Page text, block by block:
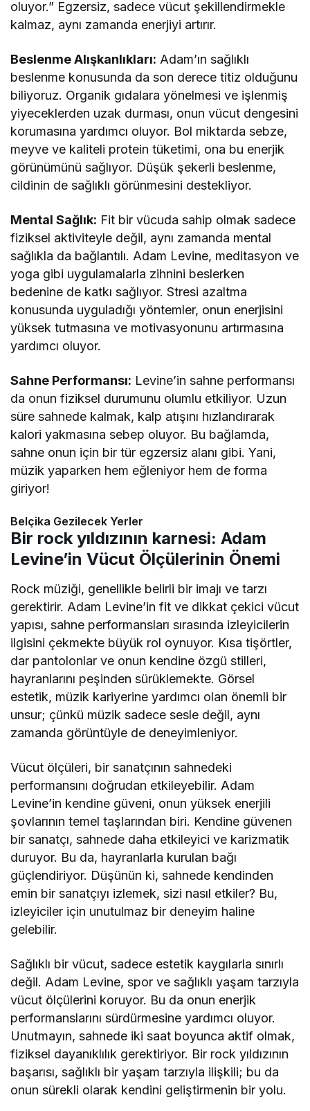
oluyor.” Egzersiz, sadece vücut şekillendirmekle
kalmaz, aynı zamanda enerjiyi artırır.
Beslenme Alışkanlıkları: Adam’ın sağlıklı
beslenme konusunda da son derece titiz olduğunu
biliyoruz. Organik gıdalara yönelmesi ve işlenmiş
yiyeceklerden uzak durması, onun vücut dengesini
korumasına yardımcı oluyor. Bol miktarda sebze,
meyve ve kaliteli protein tüketimi, ona bu enerjik
görünümünü sağlıyor. Düşük şekerli beslenme,
cildinin de sağlıklı görünmesini destekliyor.
Mental Sağlık: Fit bir vücuda sahip olmak sadece
fiziksel aktiviteyle değil, aynı zamanda mental
sağlıkla da bağlantılı. Adam Levine, meditasyon ve
yoga gibi uygulamalarla zihnini beslerken
bedenine de katkı sağlıyor. Stresi azaltma
konusunda uyguladığı yöntemler, onun enerjisini
yüksek tutmasına ve motivasyonunu artırmasına
yardımcı oluyor.
Sahne Performansı: Levine’in sahne performansı
da onun fiziksel durumunu olumlu etkiliyor. Uzun
süre sahnede kalmak, kalp atışını hızlandırarak
kalori yakmasına sebep oluyor. Bu bağlamda,
sahne onun için bir tür egzersiz alanı gibi. Yani,
müzik yaparken hem eğleniyor hem de forma
giriyor!
Belçika Gezilecek Yerler
Bir rock yıldızının karnesi: Adam
Levine’in Vücut Ölçülerinin Önemi
Rock müziği, genellikle belirli bir imajı ve tarzı
gerektirir. Adam Levine’in fit ve dikkat çekici vücut
yapısı, sahne performansları sırasında izleyicilerin
ilgisini çekmekte büyük rol oynuyor. Kısa tişörtler,
dar pantolonlar ve onun kendine özgü stilleri,
hayranlarını peşinden sürüklemekte. Görsel
estetik, müzik kariyerine yardımcı olan önemli bir
unsur; çünkü müzik sadece sesle değil, aynı
zamanda görüntüyle de deneyimleniyor.
Vücut ölçüleri, bir sanatçının sahnedeki
performansını doğrudan etkileyebilir. Adam
Levine’in kendine güveni, onun yüksek enerjili
şovlarının temel taşlarından biri. Kendine güvenen
bir sanatçı, sahnede daha etkileyici ve karizmatik
duruyor. Bu da, hayranlarla kurulan bağı
güçlendiriyor. Düşünün ki, sahnede kendinden
emin bir sanatçıyı izlemek, sizi nasıl etkiler? Bu,
izleyiciler için unutulmaz bir deneyim haline
gelebilir.
Sağlıklı bir vücut, sadece estetik kaygılarla sınırlı
değil. Adam Levine, spor ve sağlıklı yaşam tarzıyla
vücut ölçülerini koruyor. Bu da onun enerjik
performanslarını sürdürmesine yardımcı oluyor.
Unutmayın, sahnede iki saat boyunca aktif olmak,
fiziksel dayanıklılık gerektiriyor. Bir rock yıldızının
başarısı, sağlıklı bir yaşam tarzıyla ilişkili; bu da
onun sürekli olarak kendini geliştirmenin bir yolu.